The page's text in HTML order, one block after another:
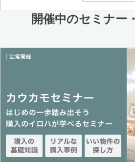
開催中のセミナー